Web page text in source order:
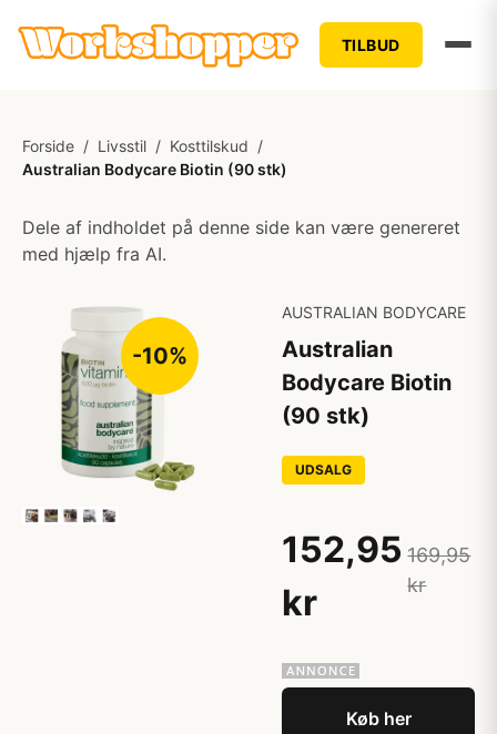
TILBUD
Forside / Livsstil / Kosttilskud /
Australian Bodycare Biotin (90 stk)
Dele af indholdet på denne side kan være genereret
med hjælp fra AI.
-10%
AUSTRALIAN BODYCARE
Australian
Bodycare Biotin
(90 stk)
UDSALG
152,95
kr
169,95
kr
Køb her